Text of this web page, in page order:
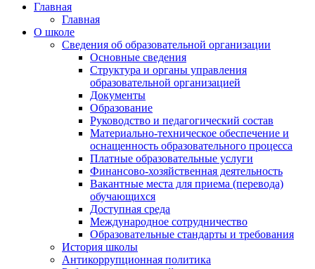
Главная
Главная
О школе
Сведения об образовательной организации
Основные сведения
Структура и органы управления
образовательной организацией
Документы
Образование
Руководство и педагогический состав
Материально-техническое обеспечение и
оснащенность образовательного процесса
Платные образовательные услуги
Финансово-хозяйственная деятельность
Вакантные места для приема (перевода)
обучающихся
Доступная среда
Международное сотрудничество
Образовательные стандарты и требования
История школы
Антикоррупционная политика